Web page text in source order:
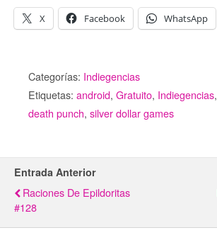
X Facebook WhatsApp
Categorías: Indiegencias
Etiquetas: android, Gratuito, Indiegencias,
death punch, silver dollar games
Entrada Anterior
Raciones De Epildoritas
#128